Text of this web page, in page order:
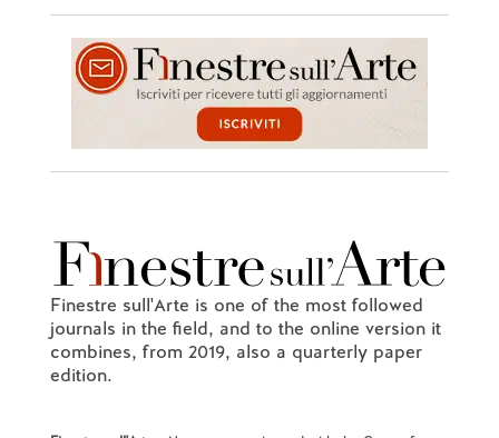
Finestre sull'Arte is one of the most followed
journals in the field, and to the online version it
combines, from 2019, also a quarterly paper
edition.